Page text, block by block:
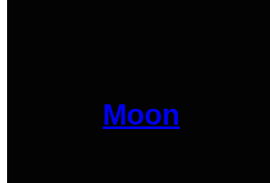
Moon